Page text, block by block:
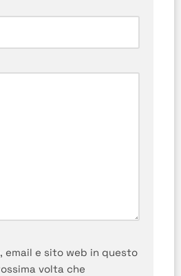
email e sito web in questo
volta che